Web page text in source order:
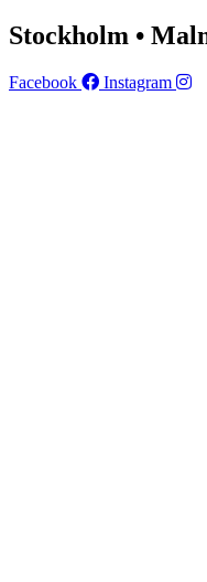
Stockholm •
Facebook Instagram